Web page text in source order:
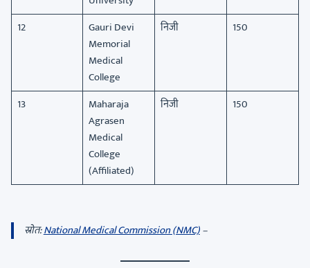
12
Gauri Devi
Memorial
Medical
College
निजी 150
13
Maharaja
Agrasen
Medical
College
(Affiliated)
निजी 150
स्रोत:National Medical Commission (NMC)–